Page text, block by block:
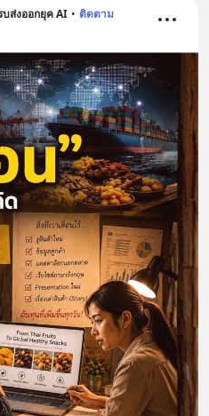
ส่งออกยุค AI • ติดตาม